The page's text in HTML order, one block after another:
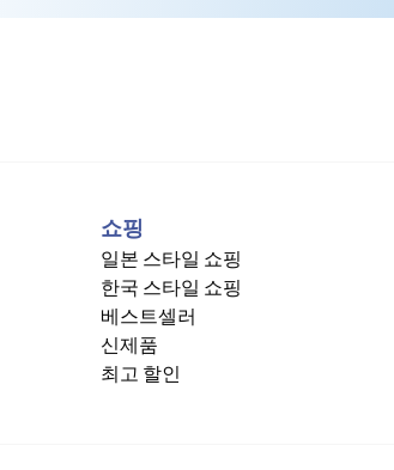
쇼핑
일본 스타일 쇼핑
한국 스타일 쇼핑
베스트셀러
신제품
최고 할인